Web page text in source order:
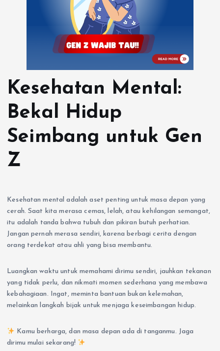
Kesehatan Mental:
Bekal Hidup
Seimbang untuk Gen
Z
Kesehatan mental adalah aset penting untuk masa depan yang
cerah. Saat kita merasa cemas, lelah, atau kehilangan semangat,
itu adalah tanda bahwa tubuh dan pikiran butuh perhatian.
Jangan pernah merasa sendiri, karena berbagi cerita dengan
orang terdekat atau ahli yang bisa membantu.
Luangkan waktu untuk memahami dirimu sendiri, jauhkan tekanan
yang tidak perlu, dan nikmati momen sederhana yang membawa
kebahagiaan. Ingat, meminta bantuan bukan kelemahan,
melainkan langkah bijak untuk menjaga keseimbangan hidup.
Kamu berharga, dan masa depan ada di tanganmu. Jaga
dirimu mulai sekarang!